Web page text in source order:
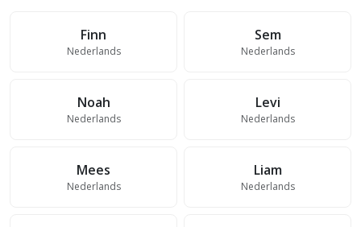
Finn
Nederlands
Sem
Nederlands
Noah
Nederlands
Levi
Nederlands
Mees
Nederlands
Liam
Nederlands